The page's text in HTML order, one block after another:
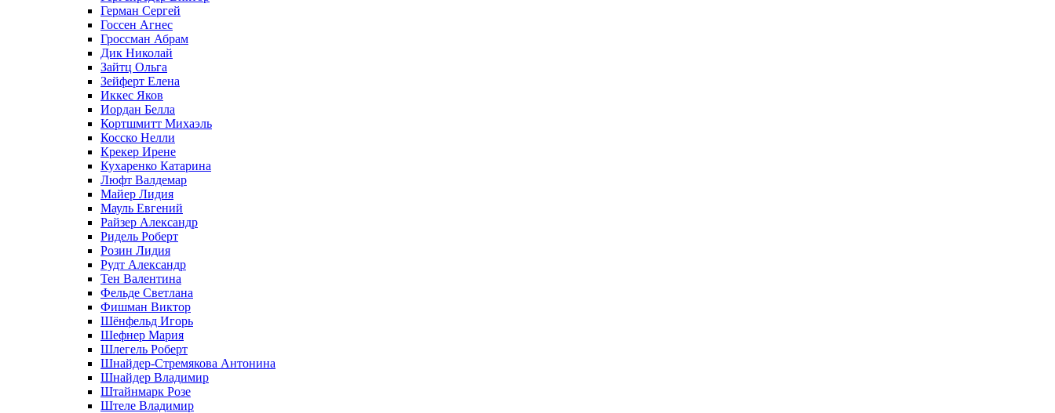
Герман Сергей
Госсен Агнес
Гроссман Абрам
Дик Николай
Зайтц Ольга
Зейферт Елена
Иккес Яков
Иордан Белла
Кортшмитт Михаэль
Косско Нелли
Крекер Ирене
Кухаренко Катарина
Люфт Валдемaр
Майер Лидия
Мауль Евгений
Райзер Александр
Ридель Роберт
Розин Лидия
Рудт Александр
Тен Валентина
Фельде Светлана
Фишман Виктор
Шёнфельд Игорь
Шефнер Мария
Шлегель Роберт
Шнайдер-Стремякова Антонина
Шнайдер Владимир
Штайнмарк Розe
Штеле Владимир